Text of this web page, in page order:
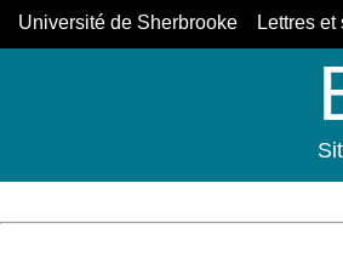
Université de Sherbrooke Lettres